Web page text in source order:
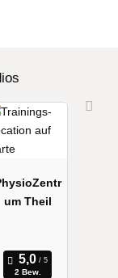
um Theil
2 Bew.